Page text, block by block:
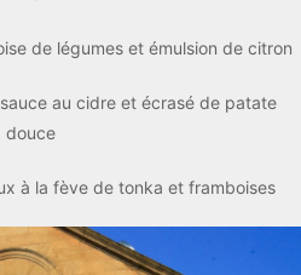
de légumes et émulsion de citron
au cidre et écrasé de patate
douce
à la fève de tonka et framboises